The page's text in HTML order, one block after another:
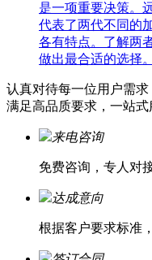
是一项重要决策。
代表了两代不同的
各有特点。了解两
做出最合适的选择
认真对待每一位用户需求
满足高品质要求，一站
来电咨询
免费咨询，专人对
达成意向
根据客户要求标准